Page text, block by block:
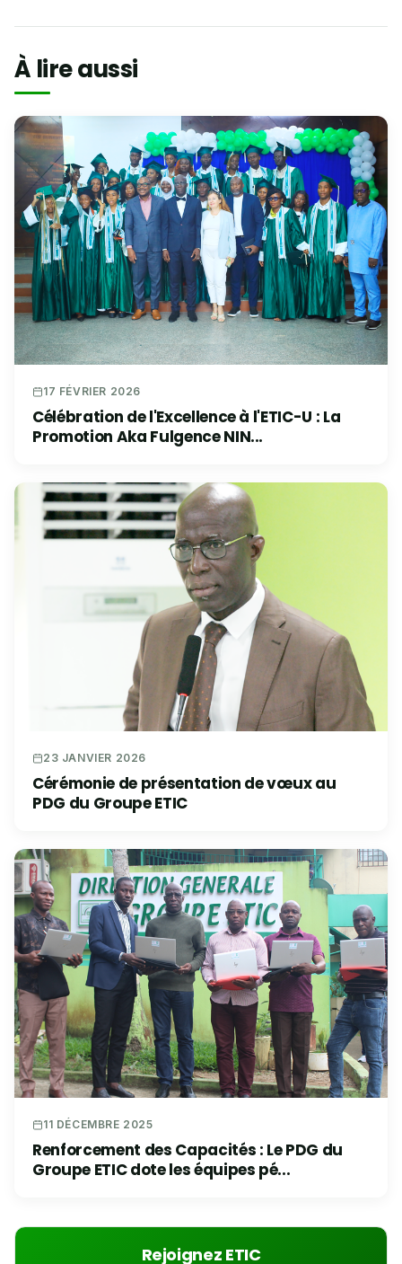
À lire aussi
17 FÉVRIER 2026
Célébration de l'Excellence à l'ETIC-U : La
Promotion Aka Fulgence NIN...
23 JANVIER 2026
Cérémonie de présentation de vœux au
PDG du Groupe ETIC
11 DÉCEMBRE 2025
Renforcement des Capacités : Le PDG du
Groupe ETIC dote les équipes pé...
Rejoignez ETIC